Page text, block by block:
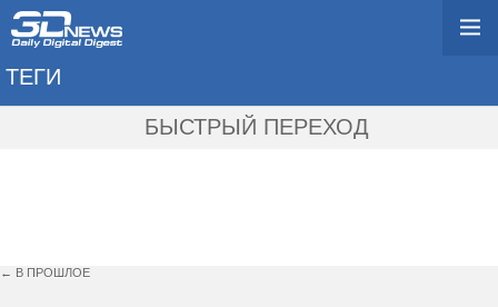
ТЕГИ
БЫСТРЫЙ ПЕРЕХОД
← В ПРОШЛОЕ